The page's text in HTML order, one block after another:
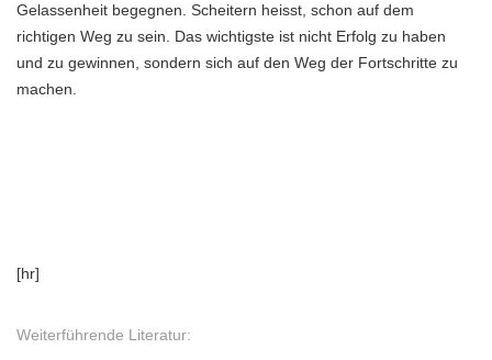
Gelassenheit begegnen. Scheitern heisst, schon auf dem
richtigen Weg zu sein. Das wichtigste ist nicht Erfolg zu haben
und zu gewinnen, sondern sich auf den Weg der Fortschritte zu
machen.
[hr]
Weiterführende Literatur: